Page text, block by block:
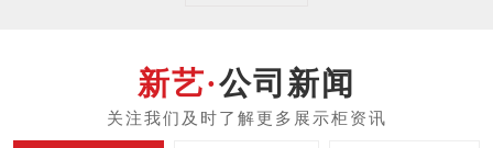
公司新闻